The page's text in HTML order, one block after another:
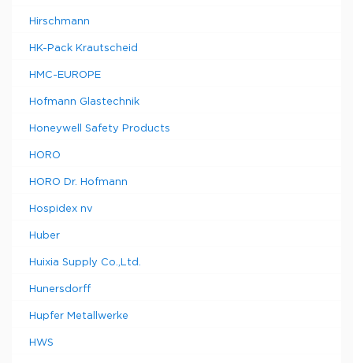
Hirschmann
HK-Pack Krautscheid
HMC-EUROPE
Hofmann Glastechnik
Honeywell Safety Products
HORO
HORO Dr. Hofmann
Hospidex nv
Huber
Huixia Supply Co.,Ltd.
Hunersdorff
Hupfer Metallwerke
HWS